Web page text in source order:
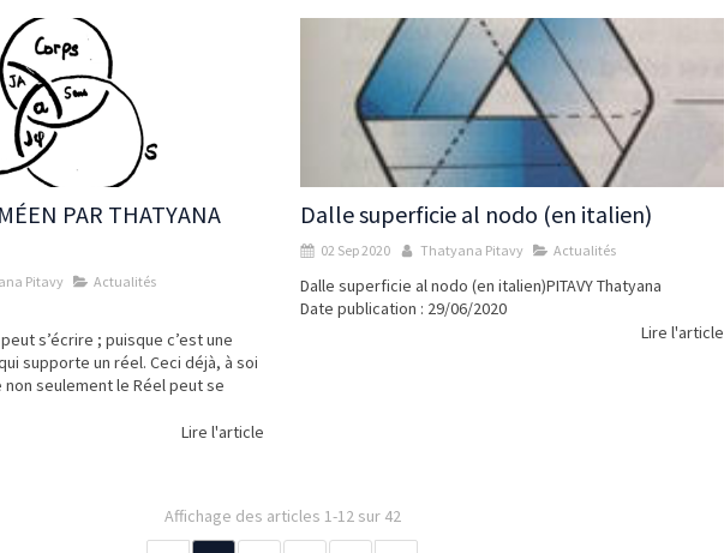
PAR THATYANA
Pitavy Actualités
s’écrire ; puisque c’est une
supporte un réel. Ceci déjà, à soi
seulement le Réel peut se
Lire l'article
Dalle superficie al nodo (en italien)
02 Sep 2020 Thatyana Pitavy Actualités
Dalle superficie al nodo (en italien)PITAVY Thatyana
Date publication : 29/06/2020
Lire l'article
Affichage des articles 1-12 sur 42